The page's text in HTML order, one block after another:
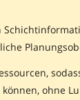
ohne